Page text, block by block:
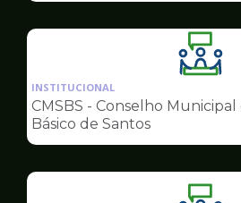
da
INSTITUCIONAL
CMSBS - Conselho
Básico de Santos